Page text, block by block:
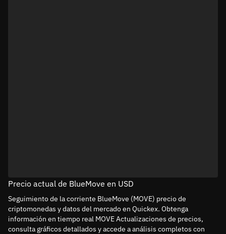
Precio actual de BlueMove en USD
Seguimiento de la corriente BlueMove (MOVE) precio de
criptomonedas y datos del mercado en Quickex. Obtenga
información en tiempo real MOVE Actualizaciones de precios,
consulta gráficos detallados y accede a análisis completos con